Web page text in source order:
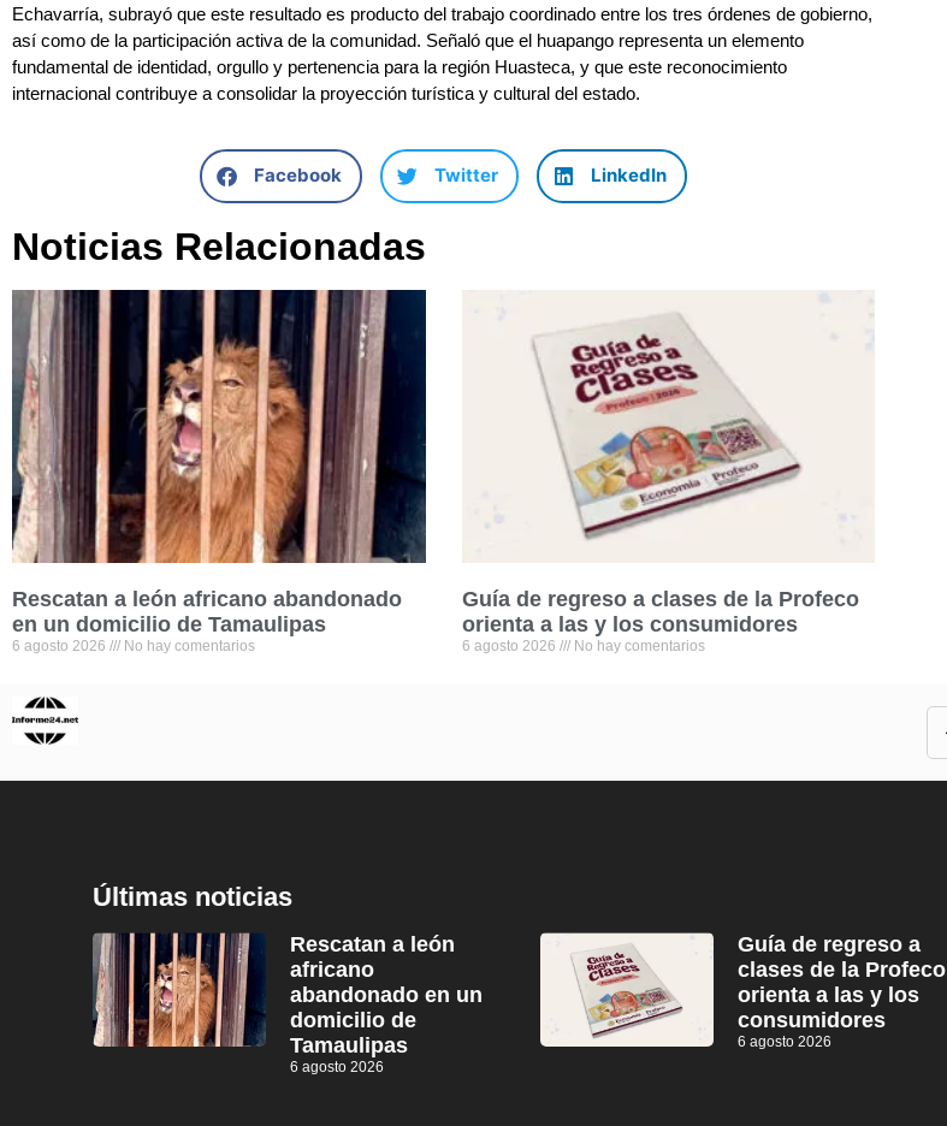
Echavarría, subrayó que este resultado es producto del trabajo coordinado entre los tres órdenes de gobierno,
así como de la participación activa de la comunidad. Señaló que el huapango representa un elemento
fundamental de identidad, orgullo y pertenencia para la región Huasteca, y que este reconocimiento
internacional contribuye a consolidar la proyección turística y cultural del estado.
Facebook Twitter LinkedIn
Noticias Relacionadas
Rescatan a león africano abandonado
en un domicilio de Tamaulipas
6 agosto 2026 No hay comentarios
Guía de regreso a clases de la Profeco
orienta a las y los consumidores
6 agosto 2026 No hay comentarios
Últimas noticias
Rescatan a león
africano
abandonado en un
domicilio de
Tamaulipas
6 agosto 2026
Guía de regreso a
clases de la Profeco
orienta a las y los
consumidores
6 agosto 2026